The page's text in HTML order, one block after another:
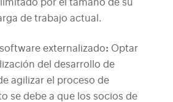
limitado por el tamaño de su
de trabajo actual.
externalizado: Optar
del desarrollo de
agilizar el proceso de
se debe a que los socios de